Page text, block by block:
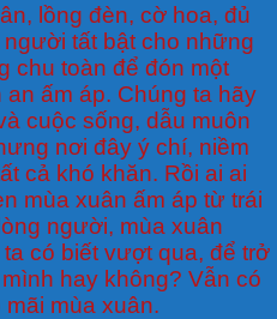
lồng đèn, cờ hoa, đủ
tất bật cho những
chu toàn để đón một
ấm áp. Chúng ta hãy
cuộc sống, dẫu muôn
nơi đây ý chí, niềm
cả khó khăn. Rồi ai ai
mùa xuân ấm áp từ trái
người, mùa xuân
có biết vượt qua, để trở
hay không? Vẫn có
mùa xuân.